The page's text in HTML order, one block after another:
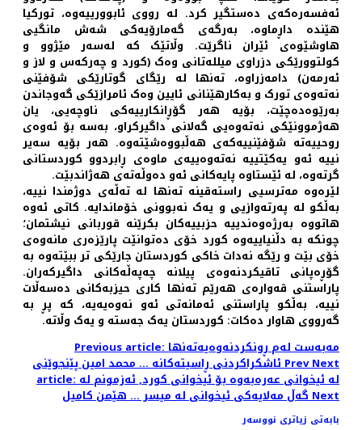
ئەفسەرەکەی دەستگیر کرد. لە رووی ئابوورییەوە، تورکیا
هێندە داڕماوە، بەرگەی گەمارۆیەکی شەش مانگیی
هاوشێوەی ئێران ناگرێت. وڵاتێک کە لەسەر مێژوو و
کولتوورێکی دزراوی میللەتانی وەک (کورد و چەرکەس و لاز و
ئەرمەن) دامەزراوە، تەنها لە رێگای گوتارێکی شۆفێنی
نەتەوەی تورک و بەکارهێنانی ئایین وەک ئامرازێکی گەوجاندن
بەرێوەدەچێت، بۆیە هەر گۆڕانکارییەکی ناوچەیی، یان
هەژموونێکی نەتەوەیی گەلانی داگیرکراو، بەسە بۆ ئەوەی
روحییەتە شۆفێنییەکەی هەڵبووەشێتەوە. هەر بۆیە سەیر
نییە ئەو یەکێتییە نەتەوەییەی ماوەی ڕابردوو کوردستانی
گرتەوە، لە ئێستاوە پایەکانی ئەو دەوڵەتەی هەژاندبێت.
لێرەوە مەترسیی راستەقینە تەنها لە تەڵەی دوژمندا نییە،
بەڵکو لە پەرتەوازیی و یەک نەبوونی خۆماندایە. کاتی ئەوە
هاتووە بەرژەوەندییە حزبییەکان بکرێنە قوربانی نیشتمان؛
چونکە بە دڵنیاییەوە کورد خۆی دەتوانێت پارێزەری مانەوەی
خۆی بێت و رێگە نەدات خاکی کوردستان جارێکی تر ببێتەوە بە
گۆڕەپانی تاقیکردنەوەی پیلانە چەپەڵەکانی داگیرکەران.
پاراستنی قەوارەی هەرێم تەنها کاری حیزبەکانی دەسەڵات
نییە، بەڵکو پاراستنی ئەمانەتی ئەو نەوەیەیە، کە پڕ بە
گەرووی هاوار دەکات: کوردستان یەک جەستە و یەک وڵاتە.
Previous article: مەبەست لەم ڕونکردنەوەیەتەنها
ئاشکراکردنی ڕاسیتەکانە ... محمد امین پێنجوێنیPrevNext
article: لە ئیخوانى عەرەبەوە بۆ ئیخوانى کورد, ئەزمونم لە
گەڵ مەلایەکى ئیخوانى لە میسر ... هێمن کامیلNext
بابەتی زیاتری نووسەر